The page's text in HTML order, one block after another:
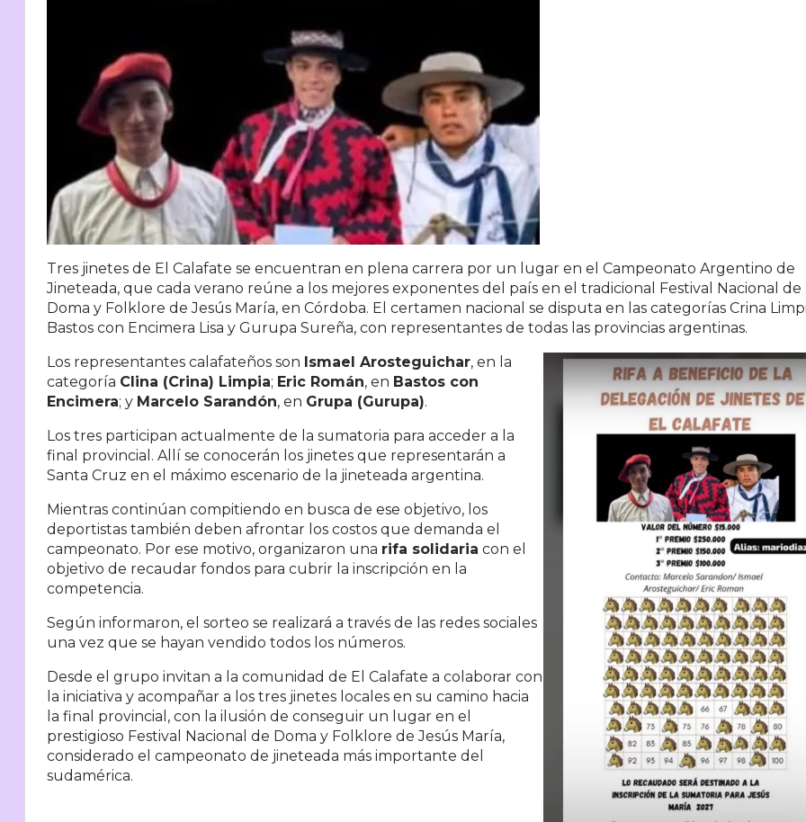
Tres jinetes de El Calafate se encuentran en plena carrera por un lugar en el Campeonato Argentino de
Jineteada, que cada verano reúne a los mejores exponentes del país en el tradicional Festival Nacional de
Doma y Folklore de Jesús María, en Córdoba. El certamen nacional se disputa en las categorías Crina
Bastos con Encimera Lisa y Gurupa Sureña, con representantes de todas las provincias argentinas.
Los representantes calafateños son Ismael Arosteguichar, en la
categoría Clina (Crina) Limpia; Eric Román, en Bastos con
Encimera; y Marcelo Sarandón, en Grupa (Gurupa).
Los tres participan actualmente de la sumatoria para acceder a la
final provincial. Allí se conocerán los jinetes que representarán a
Santa Cruz en el máximo escenario de la jineteada argentina.
Mientras continúan compitiendo en busca de ese objetivo, los
deportistas también deben afrontar los costos que demanda el
campeonato. Por ese motivo, organizaron una rifa solidaria con el
objetivo de recaudar fondos para cubrir la inscripción en la
competencia.
Según informaron, el sorteo se realizará a través de las redes sociales
una vez que se hayan vendido todos los números.
Desde el grupo invitan a la comunidad de El Calafate a colaborar con
la iniciativa y acompañar a los tres jinetes locales en su camino hacia
la final provincial, con la ilusión de conseguir un lugar en el
prestigioso Festival Nacional de Doma y Folklore de Jesús María,
considerado el campeonato de jineteada más importante del
sudamérica.